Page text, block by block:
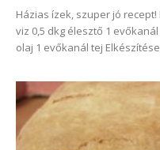
Házias ízek, szuper jó
viz 0,5 dkg élesztő 1
olaj 1 evőkanál tej